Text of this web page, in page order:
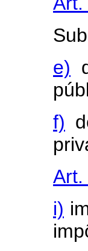
e)
f)
Art.
i)